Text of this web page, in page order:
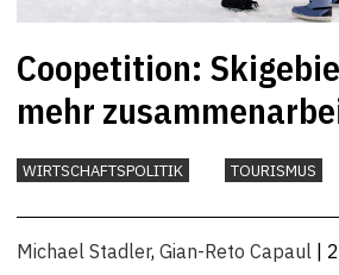
Coopetition:
mehr
WIRTSCHAFTSPOLITIK TOURISMUS
Michael Stadler, Gian-Reto Capaul |